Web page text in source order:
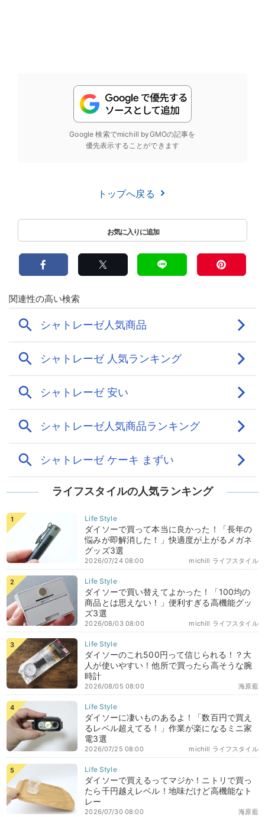
Google 検索でmichill byGMOの記事を
優先表示することができます
トップへ戻る
ライフスタイルの人気ランキング
ダイソーで買って本当に良かった！「長年の
悩みが即解消した！」快適度が上がるメガネ
グッズ3選
michill ライフスタイル
2026/07/24 08:00
ダイソーで買い替えてよかった！「100均の
商品とは思えない！」便利すぎる高機能グッ
ズ3選
michill ライフスタイル
2026/08/03 08:00
ダイソーのこれ500円って信じられる！？大
人が使いやすい！他所で買ったら高そうな腕
時計
海原藍
2026/08/05 08:00
ダイソーに凄いものあるよ！「数百円で買え
るレベル超えてる！」作業が楽になるミニ家
電3選
michill ライフスタイル
2026/07/25 08:00
ダイソーで買えるってマジか！ニトリで買っ
たら千円越えレベル！地味だけど高機能なト
レー
海原藍
2026/07/30 08:00